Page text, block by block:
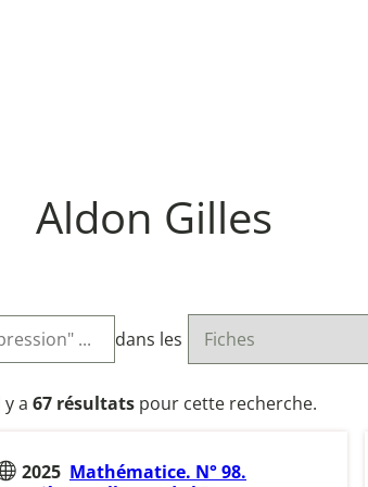
Aldon Gilles
dans les
y a 67 résultatspour cette recherche.
2025 Mathématice. N° 98.